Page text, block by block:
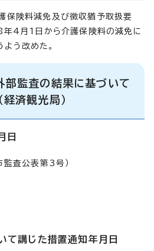
保険料減免及び徴収猶予取扱要
年4月1日から介護保険料の減免に
う改めた。
監査の結果に基づいて
済観光局）
日
査公表第3号）
講じた措置通知年月日